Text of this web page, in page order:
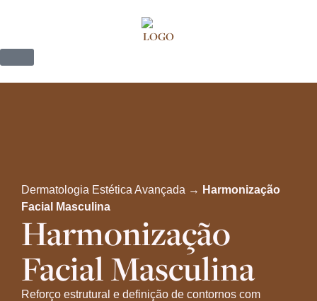
Dermatologia Estética Avançada → Harmonização
Facial Masculina
Harmonização
Facial Masculina
Reforço estrutural e definição de contornos com